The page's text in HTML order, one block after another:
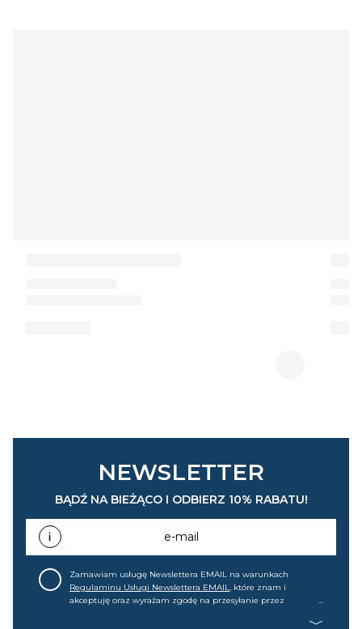
NEWSLETTER
BĄDŹ NA BIEŻĄCO I ODBIERZ 10% RABATU!
e-mail
Zamawiam usługę Newslettera EMAIL na warunkach
Regulaminu Usługi Newslettera EMAIL, które znam i
akceptuję oraz wyrażam zgodę na przesyłanie przez